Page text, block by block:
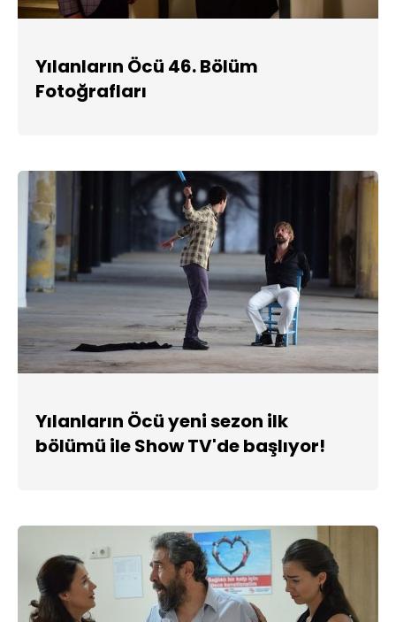
Yılanların Öcü 46. Bölüm
Fotoğrafları
Yılanların Öcü yeni sezon ilk
bölümü ile Show TV'de başlıyor!